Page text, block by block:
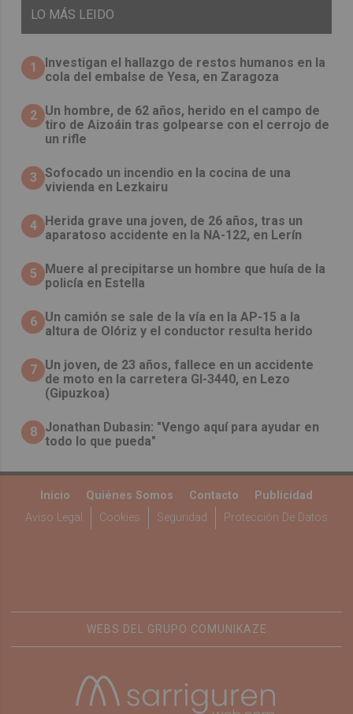
LO MÁS LEIDO
1
Investigan el hallazgo de restos humanos en la
cola del embalse de Yesa, en Zaragoza
2 Un hombre, de 62 años, herido en el campo de
tiro de Aizoáin tras golpearse con el cerrojo de
un rifle
3 Sofocado un incendio en la cocina de una
vivienda en Lezkairu
4
Herida grave una joven, de 26 años, tras un
aparatoso accidente en la NA-122, en Lerín
5
Muere al precipitarse un hombre que huía de la
policía en Estella
6 Un camión se sale de la vía en la AP-15 a la
altura de Olóriz y el conductor resulta herido
7 Un joven, de 23 años, fallece en un accidente
de moto en la carretera GI-3440, en Lezo
(Gipuzkoa)
8 Jonathan Dubasin: "Vengo aquí para ayudar en
todo lo que pueda"
Inicio Quiénes Somos Contacto
Publicidad
Aviso Legal
Cookies Seguridad Protección De Datos
WEBS DEL GRUPO COMUNIKAZE